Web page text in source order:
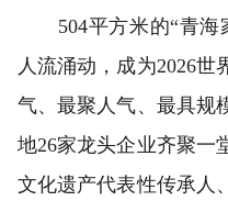
504平方米的“青海
人流涌动，成为2026
气、最聚人气、最具规
地26家龙头企业齐聚一
文化遗产代表性传承人